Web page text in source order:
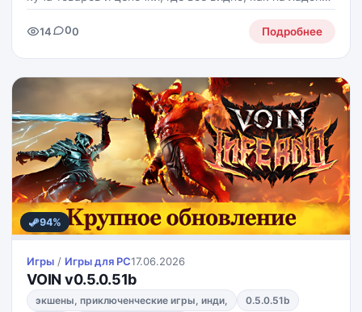
а не "магия, и оно работает". 3. Исследование
островов с сюрпризами: новые племена,
14 00 Подробнее
94%
Игры / Игры для PС17.06.2026
VOIN v0.5.0.51b
экшены, приключенческие игры, инди,
0.5.0.51b